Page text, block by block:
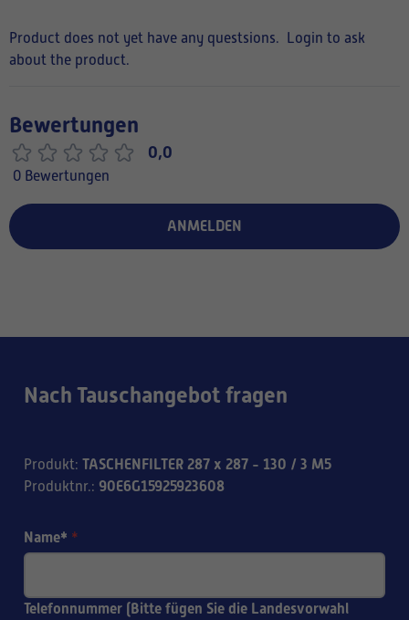
Product does not yet have any questsions.
Login to ask
about the product.
Bewertungen
0,0
0 Bewertungen
ANMELDEN
Nach Tauschangebot fragen
Produkt: TASCHENFILTER 287 x 287 - 130 / 3 M5
Produktnr.: 90E6G15925923608
Name* *
Telefonnummer (Bitte fügen Sie die Landesvorwahl